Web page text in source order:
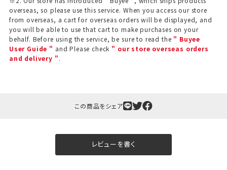
当店でギフト対応の商品をご購入いただきますと、熨
斗（のし）掛け・ギフト包装・手提げ袋を無料サービス
overseas, so please use this service. When you access our store
from overseas, a cart for overseas orders will be displayed, and
you will be able to use that cart to make purchases on your
behalf. Before using the service, be sure to read the " Buyee
User Guide " and Please check " our store overseas orders
and delivery ".
この商品をシェア
レビューを書く